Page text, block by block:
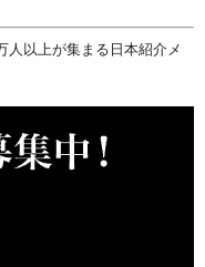
人以上が集まる日本紹介メ